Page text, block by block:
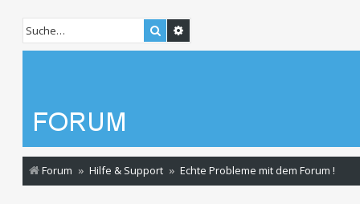
Suche
Forum Hilfe & Support Echte Probleme mit dem Forum !